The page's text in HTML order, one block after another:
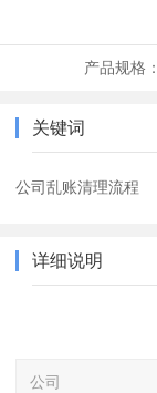
产品规格：
关键词
公司乱账清理流程
详细说明
公司